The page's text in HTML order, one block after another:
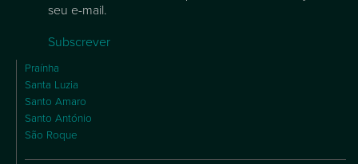
seu e-mail.
Subscrever
Praínha
Santa Luzia
Santo Amaro
Santo António
São Roque